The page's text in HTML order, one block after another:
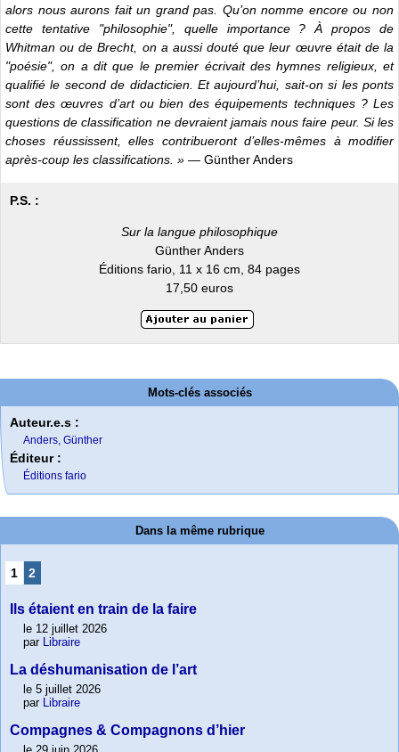
alors nous aurons fait un grand pas. Qu’on nomme encore ou non
cette tentative "philosophie", quelle importance ? À propos de
Whitman ou de Brecht, on a aussi douté que leur œuvre était de la
"poésie", on a dit que le premier écrivait des hymnes religieux, et
qualifié le second de didacticien. Et aujourd’hui, sait-on si les ponts
sont des œuvres d’art ou bien des équipements techniques ? Les
questions de classification ne devraient jamais nous faire peur. Si les
choses réussissent, elles contribueront d’elles-mêmes à modifier
après-coup les classifications. » — Günther Anders
P.S. :
Sur la langue philosophique
Günther Anders
Éditions fario, 11 x 16 cm, 84 pages
17,50 euros
Mots-clés associés
Auteur.e.s :
Anders, Günther
Éditeur :
Éditions fario
Dans la même rubrique
1 2
Ils étaient en train de la faire
le 12 juillet 2026
par Libraire
La déshumanisation de l’art
le 5 juillet 2026
par Libraire
Compagnes & Compagnons d’hier